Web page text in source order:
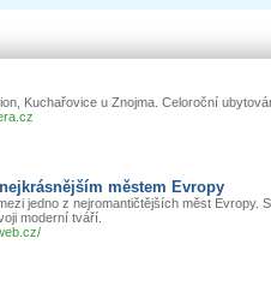
Kuchařovice u Znojma. Celoroční
městem Evropy
jedno z nejromantičtějších měst
moderní tváří.